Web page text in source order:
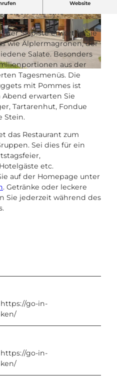
|CC-BY-NC-ND
H
E
I
S
S
E
R
S
T
E
N
G
O
-
I
n
S
r
j
p
g
Website
und eine
der Skipiste erwarten Sie
wie Älplermagronen, der
Salate. Besonders
aus der
Tagesmenüs. Die
mit Pommes ist
erwarten Sie
Tartarenhut, Fondue
Stein.
das Restaurant zum
Sei dies für ein
etc.
auf der Homepage unter
. Getränke oder leckere
Sie jederzeit während des
go-in-
go-in-